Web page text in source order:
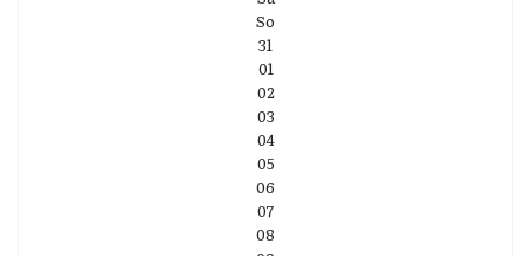
So
31
01
02
03
04
05
06
07
08